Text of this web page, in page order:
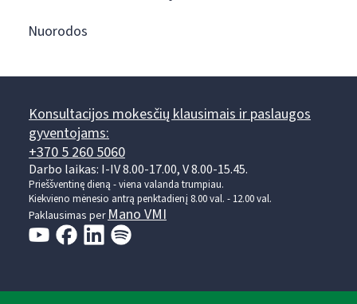
Nuorodos
Konsultacijos mokesčių klausimais ir paslaugos
gyventojams:
+370 5 260 5060
Darbo laikas: I-IV 8.00-17.00, V 8.00-15.45.
Prieššventinę dieną - viena valanda trumpiau.
Kiekvieno mėnesio antrą penktadienį 8.00 val. - 12.00 val.
Paklausimas perMano VMI